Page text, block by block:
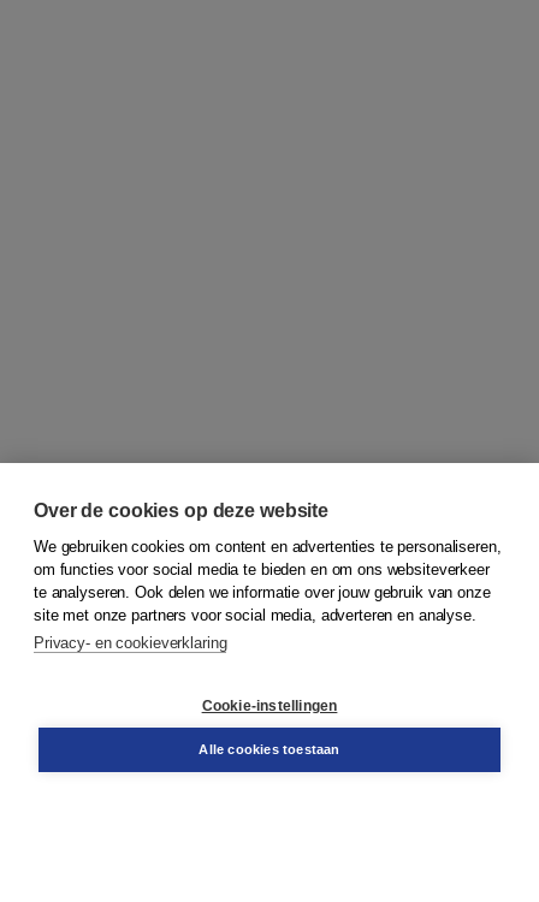
© 2026Koninklijke Boom uitgevers
Bestellen
Over de cookies op deze website
We gebruiken cookies om content en advertenties te personaliseren,
om functies voor social media te bieden en om ons websiteverkeer
te analyseren. Ook delen we informatie over jouw gebruik van onze
site met onze partners voor social media, adverteren en analyse.
Privacy- en cookieverklaring
Cookie-instellingen
Alle cookies toestaan